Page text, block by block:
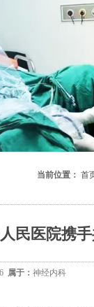
当前位置： 首
民医院携
属于： 神经内科